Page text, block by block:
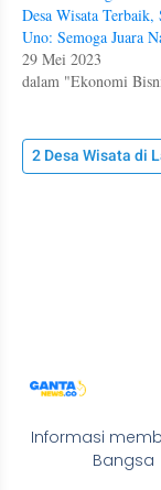
Desa Wisata Terbaik,
Uno: Semoga Juara
29 Mei 2023
dalam "Ekonomi
2 Desa Wisata di
Informasi
Bangsa